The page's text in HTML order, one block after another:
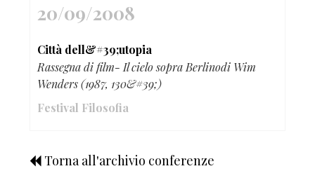
20/09/2008
Città dell&#39;utopia
Rassegna di film- Il cielo sopra Berlinodi Wim
Wenders (1987, 130&#39;)
Festival Filosofia
Torna all'archivio conferenze